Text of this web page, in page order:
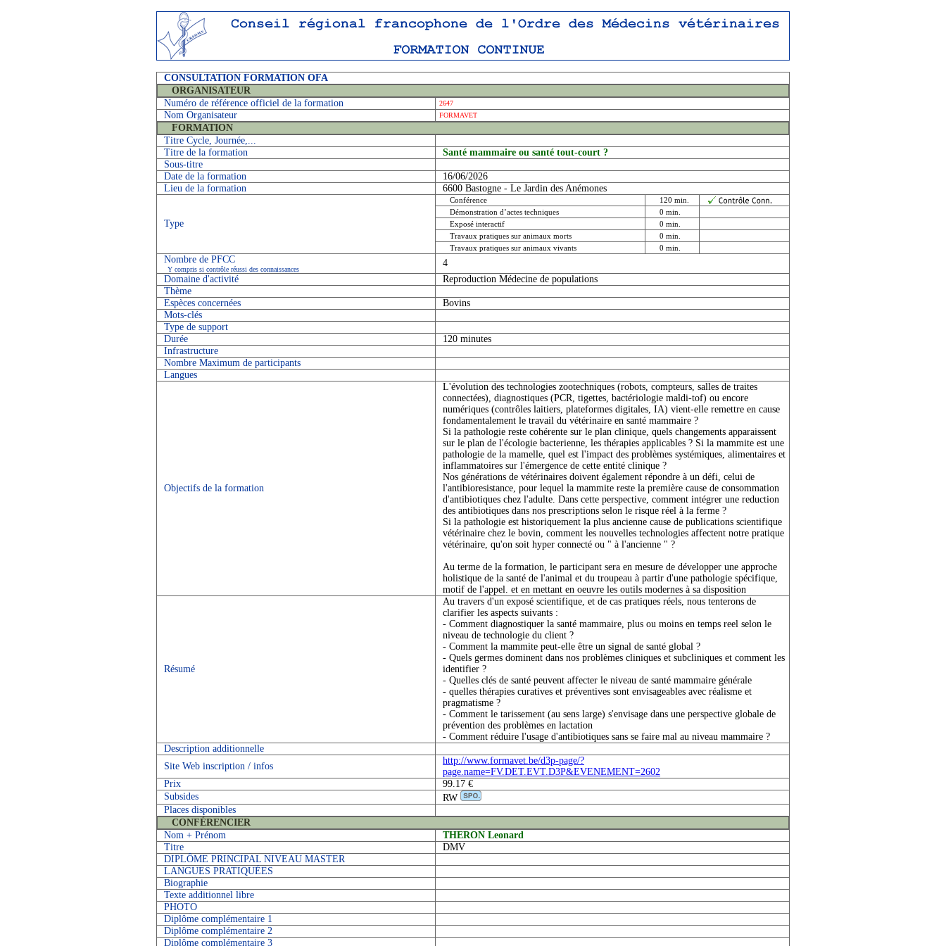
CONSULTATION FORMATION OFA
ORGANISATEUR
Numéro de référence officiel de la formation
2647
Nom Organisateur FORMAVET
FORMATION
Titre Cycle, Journée,...
Titre de la formation
Santé mammaire ou santé tout-court ?
Sous-titre
Date de la formation
16/06/2026
Lieu de la formation
6600 Bastogne - Le Jardin des Anémones
Type
Conférence
120 min.
Démonstration d’actes techniques
0 min.
Exposé interactif
0 min.
Travaux pratiques sur animaux morts
0 min.
Travaux pratiques sur animaux vivants
0 min.
Nombre de PFCC
Y compris si contrôle réussi des connaissances
4
Domaine d'activité
Reproduction Médecine de populations
Thème
Espèces concernées
Bovins
Mots-clés
Type de support
Durée
120 minutes
Infrastructure
Nombre Maximum de participants
Langues
Objectifs de la formation
L'évolution des technologies zootechniques (robots, compteurs, salles de traites
connectées), diagnostiques (PCR, tigettes, bactériologie maldi-tof) ou encore
numériques (contrôles laitiers, plateformes digitales, IA) vient-elle remettre en cause
fondamentalement le travail du vétérinaire en santé mammaire ?
Si la pathologie reste cohérente sur le plan clinique, quels changements apparaissent
sur le plan de l'écologie bacterienne, les thérapies applicables ? Si la mammite est une
pathologie de la mamelle, quel est l'impact des problèmes systémiques, alimentaires et
inflammatoires sur l'émergence de cette entité clinique ?
Nos générations de vétérinaires doivent également répondre à un défi, celui de
l'antibioresistance, pour lequel la mammite reste la première cause de consommation
d'antibiotiques chez l'adulte. Dans cette perspective, comment intégrer une reduction
des antibiotiques dans nos prescriptions selon le risque réel à la ferme ?
Si la pathologie est historiquement la plus ancienne cause de publications scientifique
vétérinaire chez le bovin, comment les nouvelles technologies affectent notre pratique
vétérinaire, qu'on soit hyper connecté ou " à l'ancienne " ?
Au terme de la formation, le participant sera en mesure de développer une approche
holistique de la santé de l'animal et du troupeau à partir d'une pathologie spécifique,
motif de l'appel. et en mettant en oeuvre les outils modernes à sa disposition
Résumé
Au travers d'un exposé scientifique, et de cas pratiques réels, nous tenterons de
clarifier les aspects suivants :
- Comment diagnostiquer la santé mammaire, plus ou moins en temps reel selon le
niveau de technologie du client ?
- Comment la mammite peut-elle être un signal de santé global ?
- Quels germes dominent dans nos problèmes cliniques et subcliniques et comment les
identifier ?
- Quelles clés de santé peuvent affecter le niveau de santé mammaire générale
- quelles thérapies curatives et préventives sont envisageables avec réalisme et
pragmatisme ?
- Comment le tarissement (au sens large) s'envisage dans une perspective globale de
prévention des problèmes en lactation
- Comment réduire l'usage d'antibiotiques sans se faire mal au niveau mammaire ?
Description additionnelle
Site Web inscription / infos
http://www.formavet.be/d3p-page/?
page.name=FV.DET.EVT.D3P&EVENEMENT=2602
Prix
99.17 €
Subsides
RW
Places disponibles
CONFÉRENCIER
Nom + Prénom
THERON Leonard
Titre
DMV
DIPLÔME PRINCIPAL NIVEAU MASTER
LANGUES PRATIQUÉES
Biographie
Texte additionnel libre
PHOTO
Diplôme complémentaire 1
Diplôme complémentaire 2
Diplôme complémentaire 3